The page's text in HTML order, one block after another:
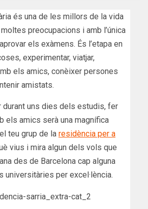
és una de les millors de la vida
preocupacions i amb l’única
els exàmens. És l’etapa en
experimentar, viatjar,
els amics, conèixer persones
amistats.
durant uns dies dels estudis, fer
els amics serà una magnífica
teu grup de la residència per a
vius i mira algun dels vols que
des de Barcelona cap alguna
universitàries per excel·lència.